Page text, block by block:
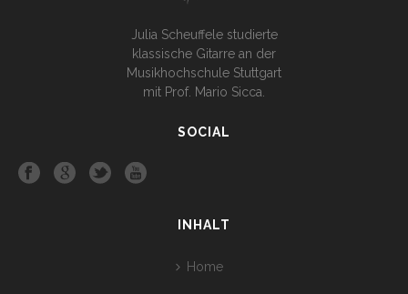
Julia Scheuffele studierte
klassische Gitarre an der
Musikhochschule Stuttgart
mit Prof. Mario Sicca.
SOCIAL
INHALT
Home